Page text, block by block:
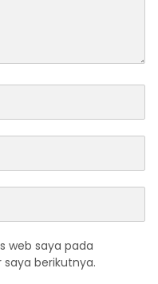
web saya pada
berikutnya.